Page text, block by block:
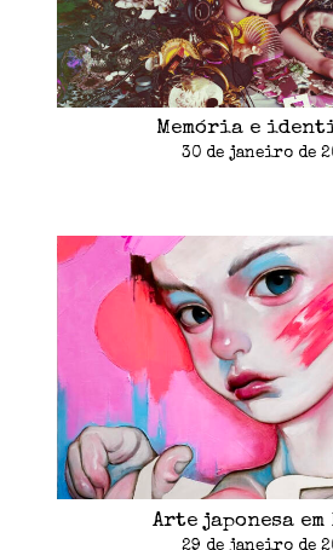
Memória e
30 de janeiro de
Arte japonesa
29 de janeiro de